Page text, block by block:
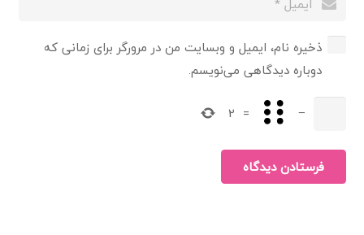
ذخیره نام، ایمیل و وبسایت من در مرورگر برای زمانی که
دوباره دیدگاهی می‌نویسم.
−
=
2
فرستادن دیدگاه